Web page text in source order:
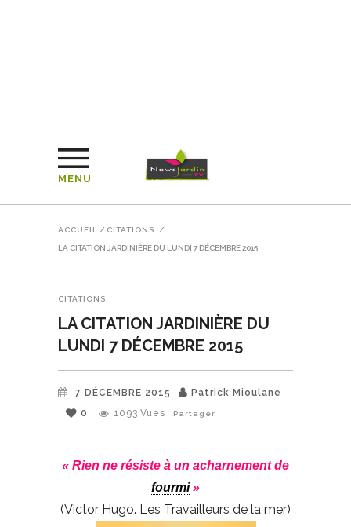
MENU
ACCUEIL / CITATIONS /
LA CITATION JARDINIÈRE DU LUNDI 7 DÉCEMBRE 2015
CITATIONS
LA CITATION JARDINIÈRE DU
LUNDI 7 DÉCEMBRE 2015
7 DÉCEMBRE 2015
Patrick Mioulane
0
1093 Vues Partager
« Rien ne résiste à un acharnement de
fourmi»
(Victor Hugo. Les Travailleurs de la mer)